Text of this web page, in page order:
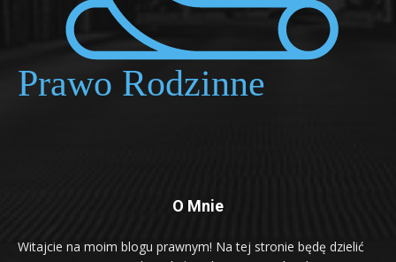
O Mnie
Witajcie na moim blogu prawnym! Na tej stronie będę dzielić